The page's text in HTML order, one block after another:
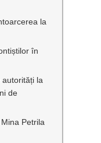
la
în
la
de
Petrila